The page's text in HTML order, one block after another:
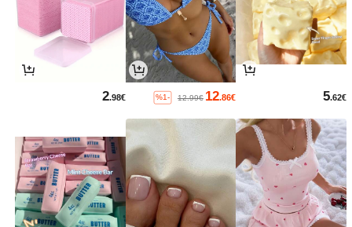
5.62€
12.86€
12.99€
%1-
2.98€